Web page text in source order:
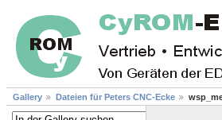
Gallery Dateien für Peters CNC-Ecke